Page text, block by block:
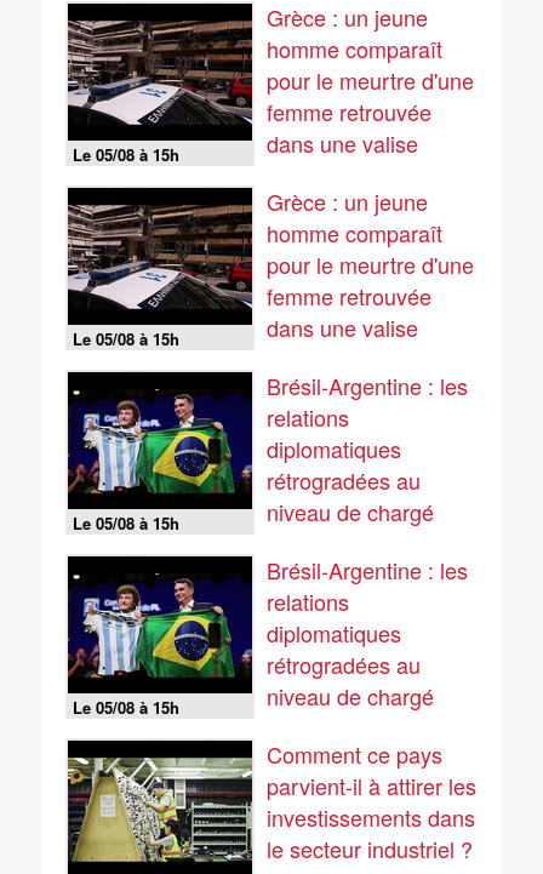
Le 05/08 à 15h
Grèce : un jeune
homme comparaît
pour le meurtre d'une
femme retrouvée
dans une valise
Le 05/08 à 15h
Grèce : un jeune
homme comparaît
pour le meurtre d'une
femme retrouvée
dans une valise
Le 05/08 à 15h
Brésil-Argentine : les
relations
diplomatiques
rétrogradées au
niveau de chargé
Le 05/08 à 15h
Brésil-Argentine : les
relations
diplomatiques
rétrogradées au
niveau de chargé
Comment ce pays
parvient-il à attirer les
investissements dans
le secteur industriel ?